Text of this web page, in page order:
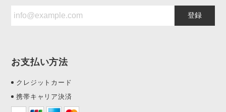
登録
お支払い方法
クレジットカード
携帯キャリア決済